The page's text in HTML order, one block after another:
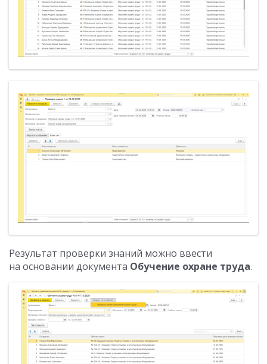
Результат проверки знаний можно ввести
на основании документа Обучение охране труда.